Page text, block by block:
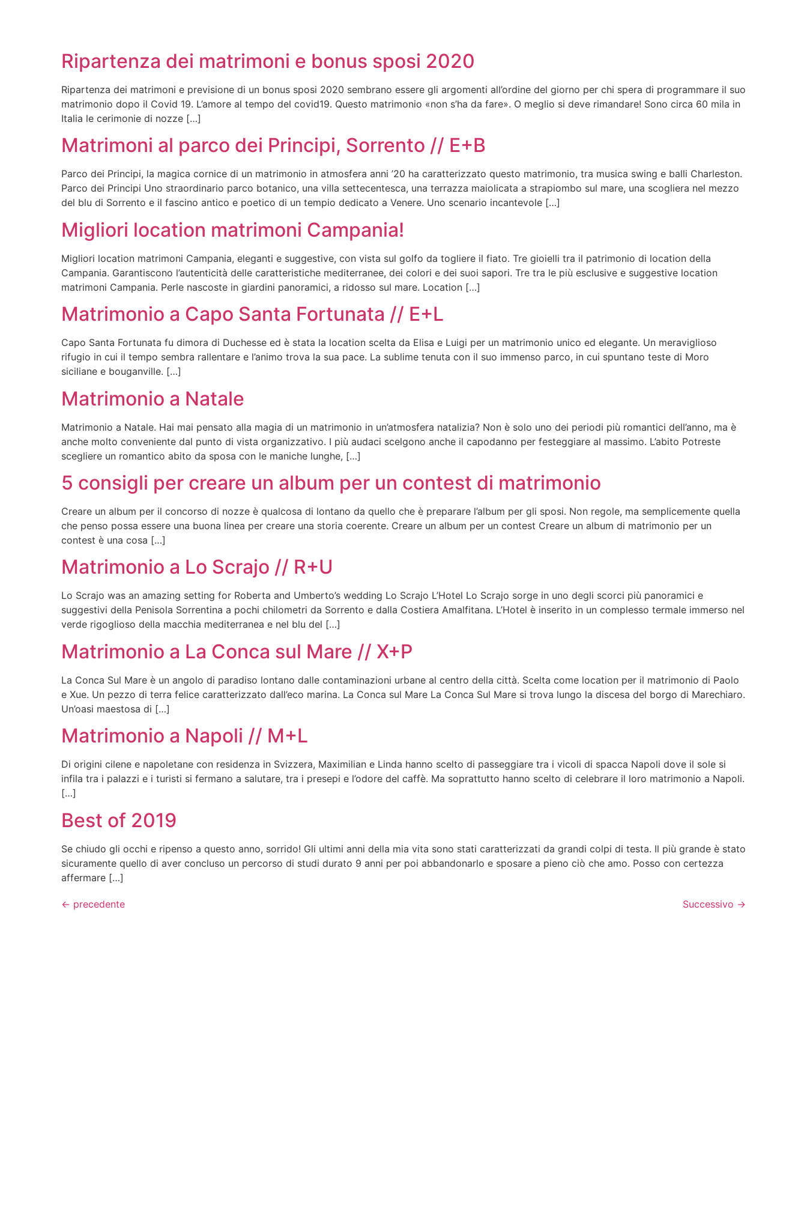
Ripartenza dei matrimoni e bonus sposi 2020
Ripartenza dei matrimoni e previsione di un bonus sposi 2020 sembrano essere gli argomenti all’ordine del giorno per chi spera di programmare il suo
matrimonio dopo il Covid 19. L’amore al tempo del covid19. Questo matrimonio «non s’ha da fare». O meglio si deve rimandare! Sono circa 60 mila in
Italia le cerimonie di nozze […]
Matrimoni al parco dei Principi, Sorrento // E+B
Parco dei Principi, la magica cornice di un matrimonio in atmosfera anni ’20 ha caratterizzato questo matrimonio, tra musica swing e balli Charleston.
Parco dei Principi Uno straordinario parco botanico, una villa settecentesca, una terrazza maiolicata a strapiombo sul mare, una scogliera nel mezzo
del blu di Sorrento e il fascino antico e poetico di un tempio dedicato a Venere. Uno scenario incantevole […]
Migliori location matrimoni Campania!
Migliori location matrimoni Campania, eleganti e suggestive, con vista sul golfo da togliere il fiato. Tre gioielli tra il patrimonio di location della
Campania. Garantiscono l’autenticità delle caratteristiche mediterranee, dei colori e dei suoi sapori. Tre tra le più esclusive e suggestive location
matrimoni Campania. Perle nascoste in giardini panoramici, a ridosso sul mare. Location […]
Matrimonio a Capo Santa Fortunata // E+L
Capo Santa Fortunata fu dimora di Duchesse ed è stata la location scelta da Elisa e Luigi per un matrimonio unico ed elegante. Un meraviglioso
rifugio in cui il tempo sembra rallentare e l’animo trova la sua pace. La sublime tenuta con il suo immenso parco, in cui spuntano teste di Moro
siciliane e bouganville. […]
Matrimonio a Natale
Matrimonio a Natale. Hai mai pensato alla magia di un matrimonio in un’atmosfera natalizia? Non è solo uno dei periodi più romantici dell’anno, ma è
anche molto conveniente dal punto di vista organizzativo. I più audaci scelgono anche il capodanno per festeggiare al massimo. L’abito Potreste
scegliere un romantico abito da sposa con le maniche lunghe, […]
5 consigli per creare un album per un contest di matrimonio
Creare un album per il concorso di nozze è qualcosa di lontano da quello che è preparare l’album per gli sposi. Non regole, ma semplicemente quella
che penso possa essere una buona linea per creare una storia coerente. Creare un album per un contest Creare un album di matrimonio per un
contest è una cosa […]
Matrimonio a Lo Scrajo // R+U
Lo Scrajo was an amazing setting for Roberta and Umberto’s wedding Lo Scrajo L’Hotel Lo Scrajo sorge in uno degli scorci più panoramici e
suggestivi della Penisola Sorrentina a pochi chilometri da Sorrento e dalla Costiera Amalfitana. L’Hotel è inserito in un complesso termale immerso nel
verde rigoglioso della macchia mediterranea e nel blu del […]
Matrimonio a La Conca sul Mare // X+P
La Conca Sul Mare è un angolo di paradiso lontano dalle contaminazioni urbane al centro della città. Scelta come location per il matrimonio di Paolo
e Xue. Un pezzo di terra felice caratterizzato dall’eco marina. La Conca sul Mare La Conca Sul Mare si trova lungo la discesa del borgo di Marechiaro.
Un’oasi maestosa di […]
Matrimonio a Napoli // M+L
Di origini cilene e napoletane con residenza in Svizzera, Maximilian e Linda hanno scelto di passeggiare tra i vicoli di spacca Napoli dove il sole si
infila tra i palazzi e i turisti si fermano a salutare, tra i presepi e l’odore del caffè. Ma soprattutto hanno scelto di celebrare il loro matrimonio a Napoli.
[…]
Best of 2019
Se chiudo gli occhi e ripenso a questo anno, sorrido! Gli ultimi anni della mia vita sono stati caratterizzati da grandi colpi di testa. Il più grande è stato
sicuramente quello di aver concluso un percorso di studi durato 9 anni per poi abbandonarlo e sposare a pieno ciò che amo. Posso con certezza
affermare […]
← precedente Successivo →